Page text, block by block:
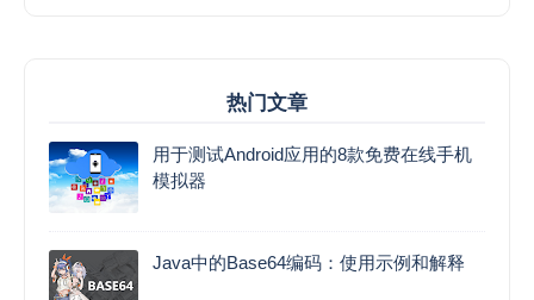
热门文章
用于测试Android应用的8款免费在线手机
模拟器
Java中的Base64编码：使用示例和解释